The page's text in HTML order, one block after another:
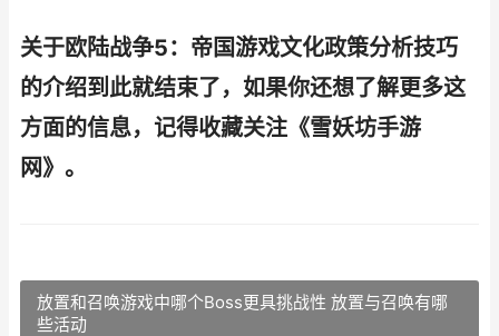
关于欧陆战争5：帝国游戏文化政策分析技巧
的介绍到此就结束了，如果你还想了解更多这
方面的信息，记得收藏关注《雪妖坊手游
网》。
放置和召唤游戏中哪个Boss更具挑战性 放置与召唤有哪
些活动